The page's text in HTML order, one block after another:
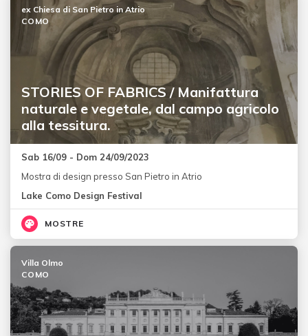
STORIES OF FABRICS / Manifattura
naturale e vegetale, dal campo agricolo
alla tessitura.
ex Chiesa di San Pietro in Atrio
COMO
Sab 16/09 - Dom 24/09/2023
Mostra di design presso San Pietro in Atrio
Lake Como Design Festival
MOSTRE
Villa Olmo
COMO